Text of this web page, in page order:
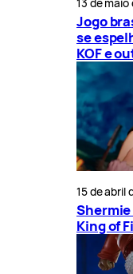
Jogo
se
KOF e
15 de abril
King of